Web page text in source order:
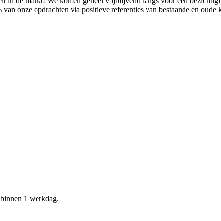
onze opdrachten via positieve referenties van bestaande en
1 werkdag.